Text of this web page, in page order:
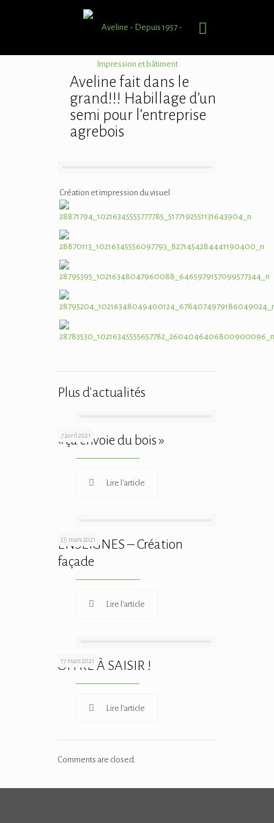
Aveline fait dans le
grand!!! Habillage d’un
semi pour l’entreprise
agrebois
Création et impression du visuel
Plus d'actualités
7 avril 2021
« ça envoie du bois »
Lire l'article
25 mars 2021
ENSEIGNES – Création
façade
Lire l'article
17 mars 2021
OFFRE À SAISIR !
Lire l'article
Comments are closed.